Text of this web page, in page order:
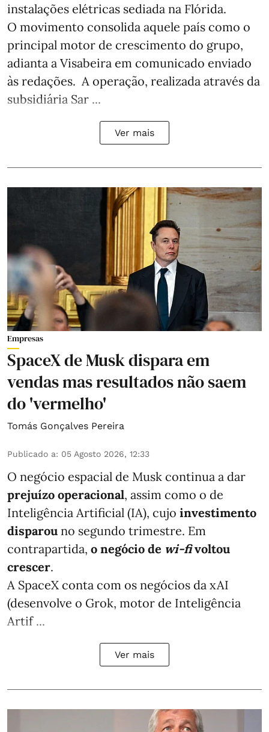
instalações elétricas sediada na Flórida.
O movimento consolida aquele país como o
principal motor de crescimento do grupo,
adianta a Visabeira em comunicado enviado
às redações. A operação, realizada através da
subsidiária Sar ...
Ver mais
Empresas
SpaceX de Musk dispara em
vendas mas resultados não saem
do 'vermelho'
Tomás Gonçalves Pereira
Publicado a: 05 Agosto 2026, 12:33
O negócio espacial de Musk continua a dar
prejuízo operacional, assim como o de
Inteligência Artificial (IA), cujo investimento
disparou no segundo trimestre. Em
contrapartida, o negócio de wi-fivoltou
crescer.
A SpaceX conta com os negócios da xAI
(desenvolve o Grok, motor de Inteligência
Artif ...
Ver mais